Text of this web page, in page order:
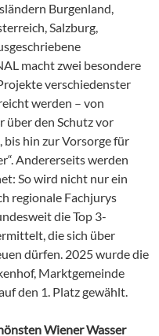
Burgenland,
Salzburg,
macht zwei besondere
verschiedenster
werden – von
über den Schutz vor
hin zur Vorsorge für
Andererseits werden
So wird nicht nur ein
regionale Fachjurys
die Top 3-
die sich über
dürfen. 2025 wurde die
Marktgemeinde
den 1. Platz gewählt.
Wiener Wasser